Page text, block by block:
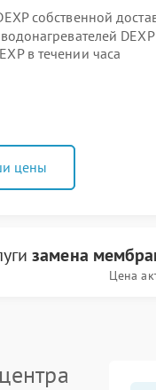
собственной
DEXP
в течении часа
цены
замена
Цена